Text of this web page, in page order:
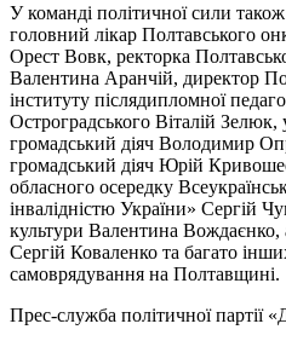
У команді політичної сили
головний лікар Полтавського
Орест Вовк, ректорка
Валентина Аранчій, директор
інституту післядипломної
Остроградського Віталій
громадський діяч Володимир
громадський діяч Юрій
обласного осередку
інвалідністю України» Сергій
культури Валентина Вождаєнко,
Сергій Коваленко та багато
самоврядування на Полтавщині.
Прес-служба політичної партії